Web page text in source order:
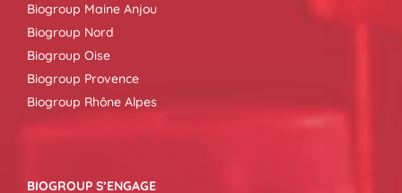
Biogroup Maine Anjou
Biogroup Nord
Biogroup Oise
Biogroup Provence
Biogroup Rhône Alpes
BIOGROUP S’ENGAGE